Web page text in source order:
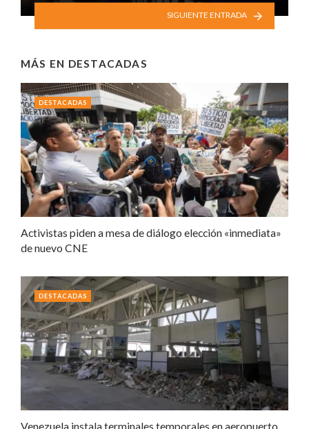
SIGUIENTE ENTRADA
MÁS EN DESTACADAS
Activistas piden a mesa de diálogo elección «inmediata»
de nuevo CNE
DESTACADAS
Venezuela instala terminales temporales en aeropuerto
DESTACADAS